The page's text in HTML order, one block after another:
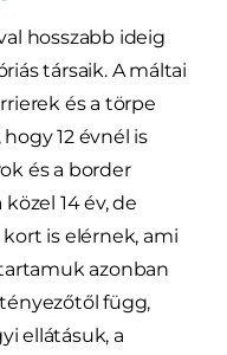
hosszabb ideig
társaik. A máltai
és a törpe
12 évnél is
és a border
14 év, de
is elérnek, ami
azonban
függ,
ellátásuk, a